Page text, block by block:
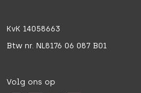
KvK 14058663
Btw nr. NL8176 06 087 B01
Volg ons op